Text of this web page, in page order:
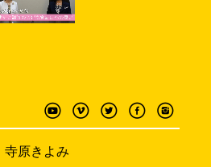
寺原きよみ